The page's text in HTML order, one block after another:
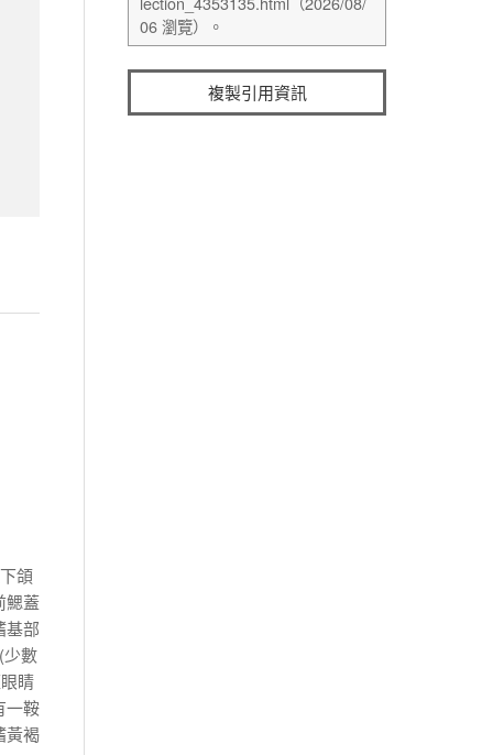
頜
鰓蓋
基部
少數
睛
一鞍
黃褐
複製引用資訊